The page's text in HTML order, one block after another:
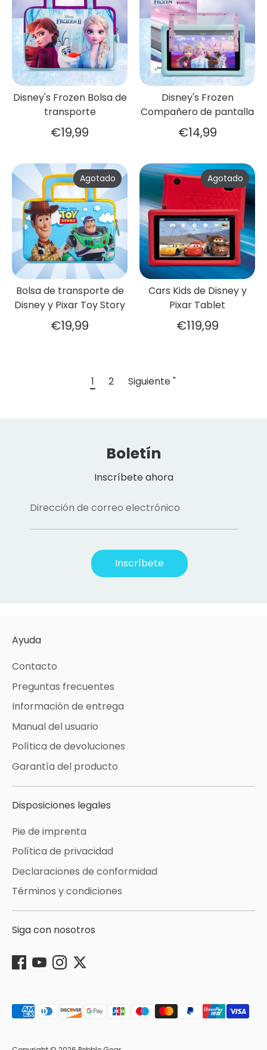
Disney's Frozen Bolsa de
transporte
€19,99
Disney's Frozen
Compañero de pantalla
€14,99
Bolsa de transporte de
Disney y Pixar Toy Story
€19,99
Agotado
Cars Kids de Disney y
Pixar Tablet
€119,99
Agotado
1 2 Siguiente "
Boletín
Inscríbete ahora
Dirección de correo electrónico
Inscríbete
Ayuda
Contacto
Preguntas frecuentes
Información de entrega
Manual del usuario
Política de devoluciones
Garantía del producto
Disposiciones legales
Pie de imprenta
Política de privacidad
Declaraciones de conformidad
Términos y condiciones
Siga con nosotros
Métodos
de